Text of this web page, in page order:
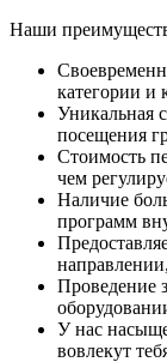
Наши
категории и
Уникальная
посещения
Стоимость
чем
Наличие
программ
Проведение
У нас
вовлекут